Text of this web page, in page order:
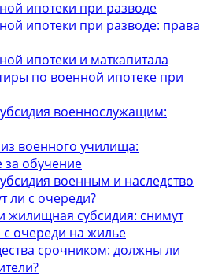
ипотеки при разводе
ипотеки при разводе: права
ипотеки и маткапитала
по военной ипотеке при
военнослужащим:
военного училища:
обучение
военным и наследство
ли с очереди?
жилищная субсидия: снимут
очереди на жилье
срочником: должны ли